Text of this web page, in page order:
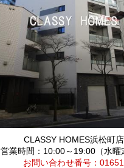
CLASSY HOMES浜松町店
営業時間：10:00～19:00（水曜
お問い合わせ番号：01651